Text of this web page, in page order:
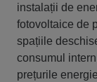
instalații de
fotovoltaice de
spațiile
consumul
prețurile